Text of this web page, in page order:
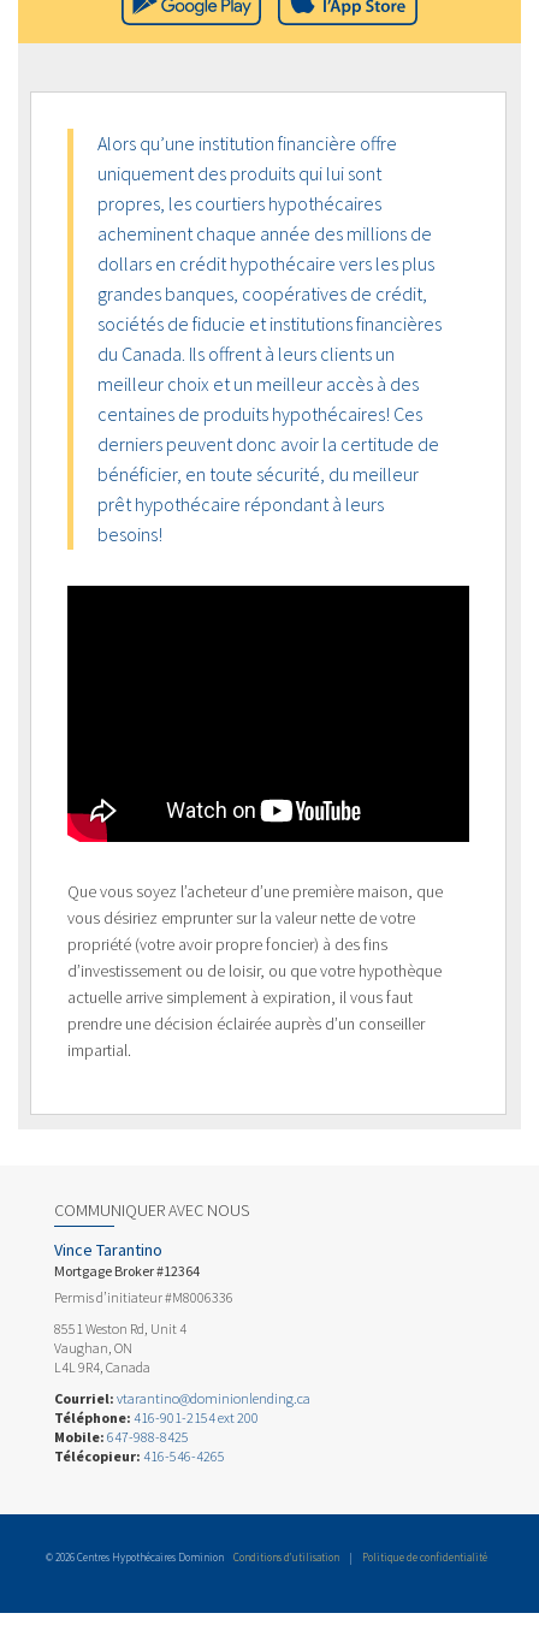
Alors qu’une institution financière offre
uniquement des produits qui lui sont
propres, les courtiers hypothécaires
acheminent chaque année des millions de
dollars en crédit hypothécaire vers les plus
grandes banques, coopératives de crédit,
sociétés de fiducie et institutions financières
du Canada. Ils offrent à leurs clients un
meilleur choix et un meilleur accès à des
centaines de produits hypothécaires! Ces
derniers peuvent donc avoir la certitude de
bénéficier, en toute sécurité, du meilleur
prêt hypothécaire répondant à leurs
besoins!
Que vous soyez l’acheteur d’une première maison, que
vous désiriez emprunter sur la valeur nette de votre
propriété (votre avoir propre foncier) à des fins
d’investissement ou de loisir, ou que votre hypothèque
actuelle arrive simplement à expiration, il vous faut
prendre une décision éclairée auprès d’un conseiller
impartial.
COMMUNIQUER AVEC NOUS
Vince Tarantino
Mortgage Broker #12364
Permis d’initiateur #M8006336
8551 Weston Rd, Unit 4
Vaughan, ON
L4L 9R4, Canada
Courriel: vtarantino@dominionlending.ca
Téléphone: 416-901-2154 ext 200
Mobile: 647-988-8425
Télécopieur: 416-546-4265
© 2026 Centres Hypothécaires Dominion Conditions d’utilisation | Politique de confidentialité